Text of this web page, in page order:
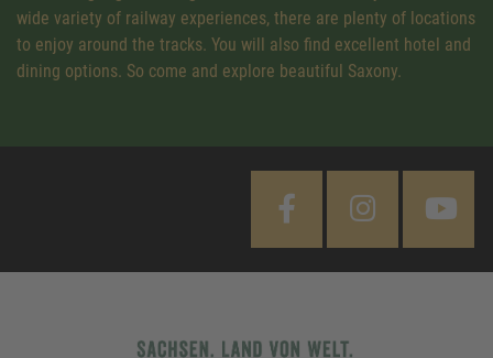
wide variety of railway experiences, there are plenty of locations
to enjoy around the tracks. You will also find excellent hotel and
dining options. So come and explore beautiful Saxony.